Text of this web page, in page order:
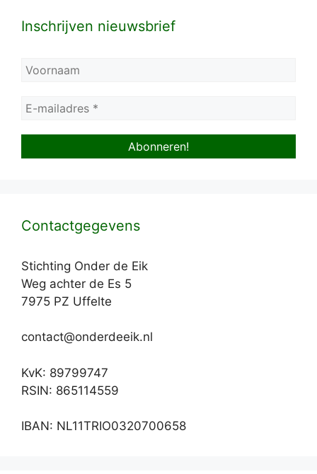
Inschrijven nieuwsbrief
Contactgegevens
Stichting Onder de Eik
Weg achter de Es 5
7975 PZ Uffelte
contact@onderdeeik.nl
KvK: 89799747
RSIN: 865114559
IBAN: NL11TRIO0320700658